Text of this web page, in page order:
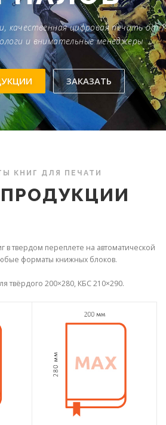
качественная цифровая печать от 1
и внимательные менеджеры
ЗАКАЗАТЬ
КНИГ ДЛЯ ПЕЧАТИ
в твердом переплете на автоматической
форматы книжных блоков.
твёрдого 200×280, КБС 210×290.